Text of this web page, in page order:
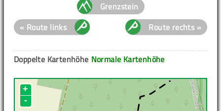
Grenzstein
« Route links
Route rechts »
Normale Kartenhöhe
Doppelte Kartenhöhe
+
-